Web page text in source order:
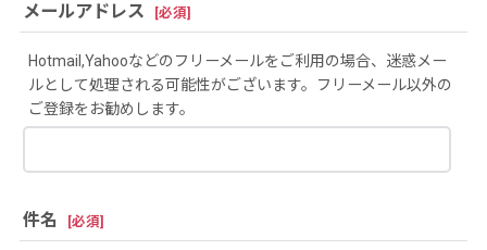
メールアドレス [必須]
Hotmail,Yahooなどのフリーメールをご利用の場合、迷惑メー
ルとして処理される可能性がございます。フリーメール以外の
ご登録をお勧めします。
件名 [必須]